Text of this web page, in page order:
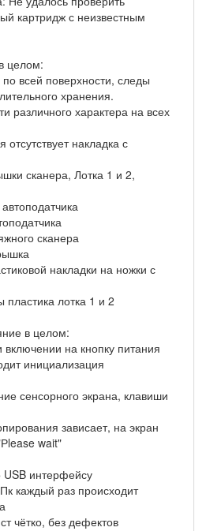
картридж с неизвестным
целом:
всей поверхности, следы
хранения.
различного характера на всех
накладка с
сканера, Лотка 1 и 2,
сканера
накладки на ножки с
лотка 1 и 2
в целом:
на кнопку питания
инициализация
сенсорного экрана, клавиши
зависает, на экран
wait"
USB интерфейсу
каждый раз происходит
чётко, без дефектов